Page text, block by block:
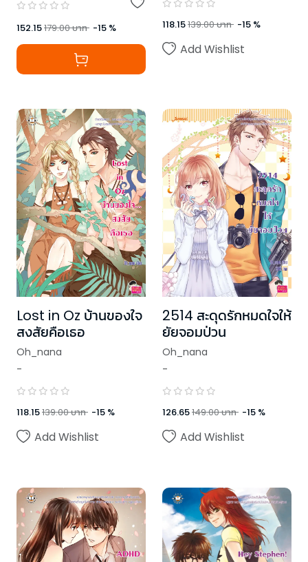
152.15179.00บาท -15 % 118.15139.00บาท -15 %
Add Wishlist
Lost in Oz บ้านของใจ
สงสัยคือเธอ
Oh_nana
-
118.15139.00บาท -15 %
Add Wishlist
2514 สะดุดรักหมดใจให้
ยัยจอมป่วน
Oh_nana
-
126.65149.00บาท -15 %
Add Wishlist